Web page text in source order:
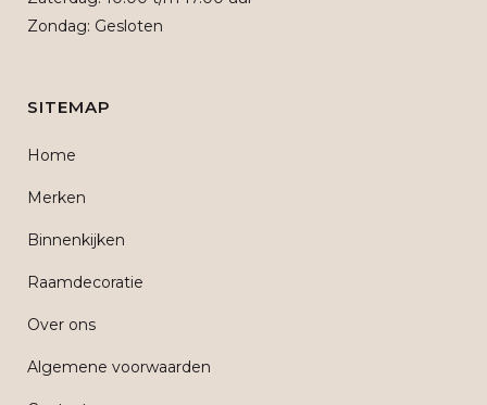
Zondag: Gesloten
SITEMAP
Home
Merken
Binnenkijken
Raamdecoratie
Over ons
Algemene voorwaarden